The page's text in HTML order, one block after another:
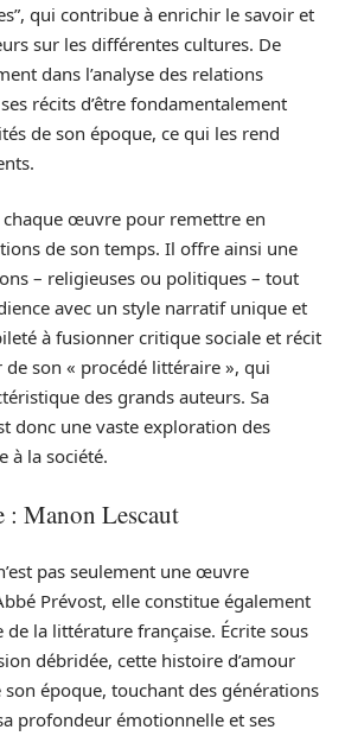
qui contribue à enrichir le savoir et
sur les différentes cultures. De
dans l’analyse des relations
récits d’être fondamentalement
de son époque, ce qui les rend
œuvre pour remettre en
de son temps. Il offre ainsi une
– religieuses ou politiques – tout
avec un style narratif unique et
à fusionner critique sociale et récit
son « procédé littéraire », qui
des grands auteurs. Sa
donc une vaste exploration des
à la société.
Manon Lescaut
pas seulement une œuvre
Prévost, elle constitue également
la littérature française. Écrite sous
débridée, cette histoire d’amour
époque, touchant des générations
profondeur émotionnelle et ses